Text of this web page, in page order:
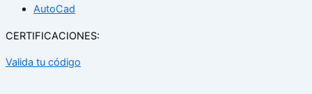
AutoCad
CERTIFICACIONES:
Valida tu código